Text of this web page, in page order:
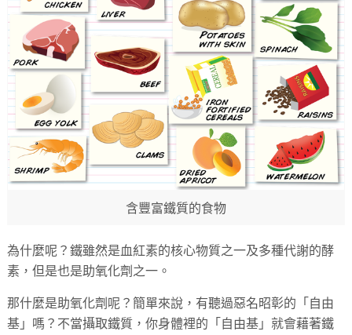
含豐富鐵質的食物
為什麼呢？鐵雖然是血紅素的核心物質之一及多種代謝的酵
素，但是也是助氧化劑之一。
那什麼是助氧化劑呢？簡單來說，有聽過惡名昭彰的「自由
基」嗎？不當攝取鐵質，你身體裡的「自由基」就會藉著鐵